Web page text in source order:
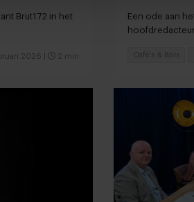
Brut172 in het
2026 2 min
Een ode aan
Café's & Bars